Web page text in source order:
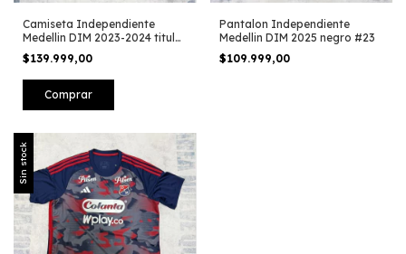
Camiseta Independiente
Medellin DIM 2023-2024 titular
#8
$139.999,00
Comprar
Pantalon Independiente
Medellin DIM 2025 negro #23
$109.999,00
Sin stock